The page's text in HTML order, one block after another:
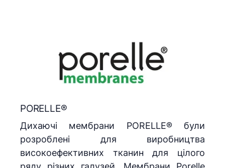
PORELLE®
Дихаючі мембрани PORELLE® були
розроблені для виробництва
високоефективних тканин для цілого